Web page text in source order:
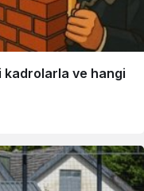
kadrolarla ve hangi